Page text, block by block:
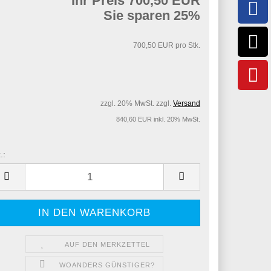
Sie sparen 25%
700,50 EUR pro Stk.
zzgl. 20% MwSt. zzgl. Versand
840,60 EUR inkl. 20% MwSt.
AUF DEN MERKZETTEL
WOANDERS GÜNSTIGER?